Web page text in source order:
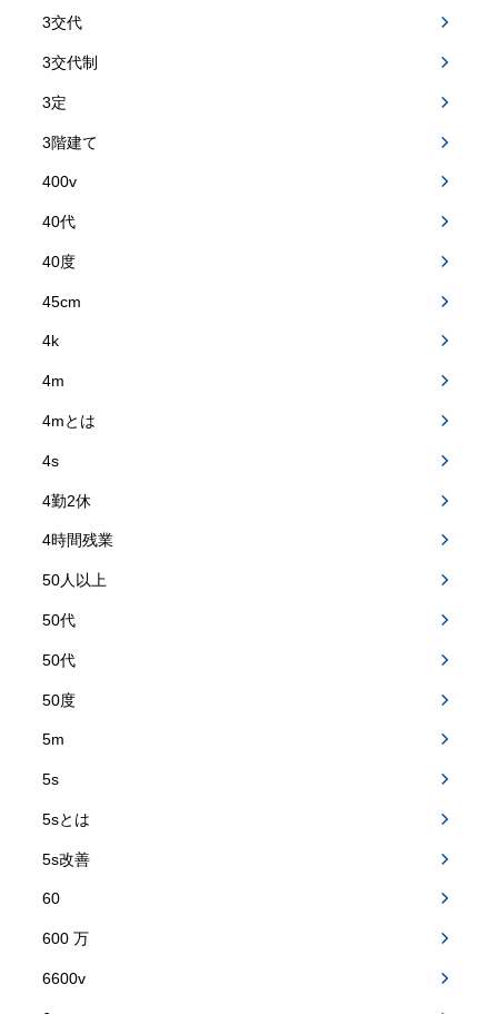
3交代
3交代制
3定
3階建て
400v
40代
40度
45cm
4k
4m
4mとは
4s
4勤2休
4時間残業
50人以上
50代
50代
50度
5m
5s
5sとは
5s改善
60
600 万
6600v